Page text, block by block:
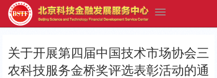
关于开展第四届中国技术市场协会三
农科技服务金桥奖评选表彰活动的通